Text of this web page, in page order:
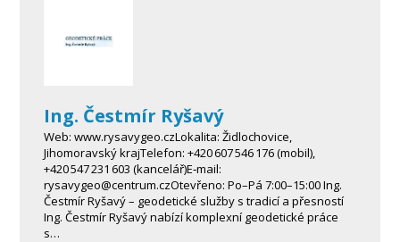
Ing. Čestmír Ryšavý
Web: www.rysavygeo.czLokalita: Židlochovice,
Jihomoravský krajTelefon: +420 607 546 176 (mobil),
+420 547 231 603 (kancelář)E‑mail:
rysavygeo@centrum.czOtevřeno: Po–Pá 7:00–15:00 Ing.
Čestmír Ryšavý – geodetické služby s tradicí a přesností
Ing. Čestmír Ryšavý nabízí komplexní geodetické práce
s…